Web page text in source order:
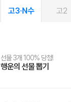
고3·N수 고2
선물 3개 100% 당첨!
행운의 선물 뽑기
선물 100% 증정!
메가스터디 X 올리브
여름방학 스터디 캐시백
메가런 썸머스쿨
2027 러셀 단과
강사 공개선발
스마트러닝앱
설문 EVENT
메가패스
3일 무료 체험권
메가패스 수강생 무료혜택!
메가클럽 멤버십
사회공헌 캠페인
희망이룸 메가나눔